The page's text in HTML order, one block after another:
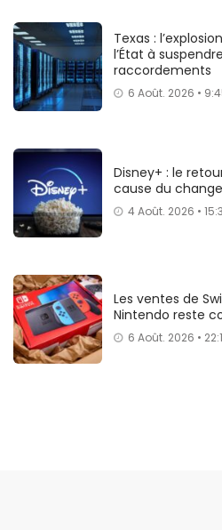
Texas :
l’État à
raccordements
6 Août. 2026 •
Disney+ : le
cause du
4 Août. 2026 •
Les ventes de
Nintendo reste
6 Août. 2026 •